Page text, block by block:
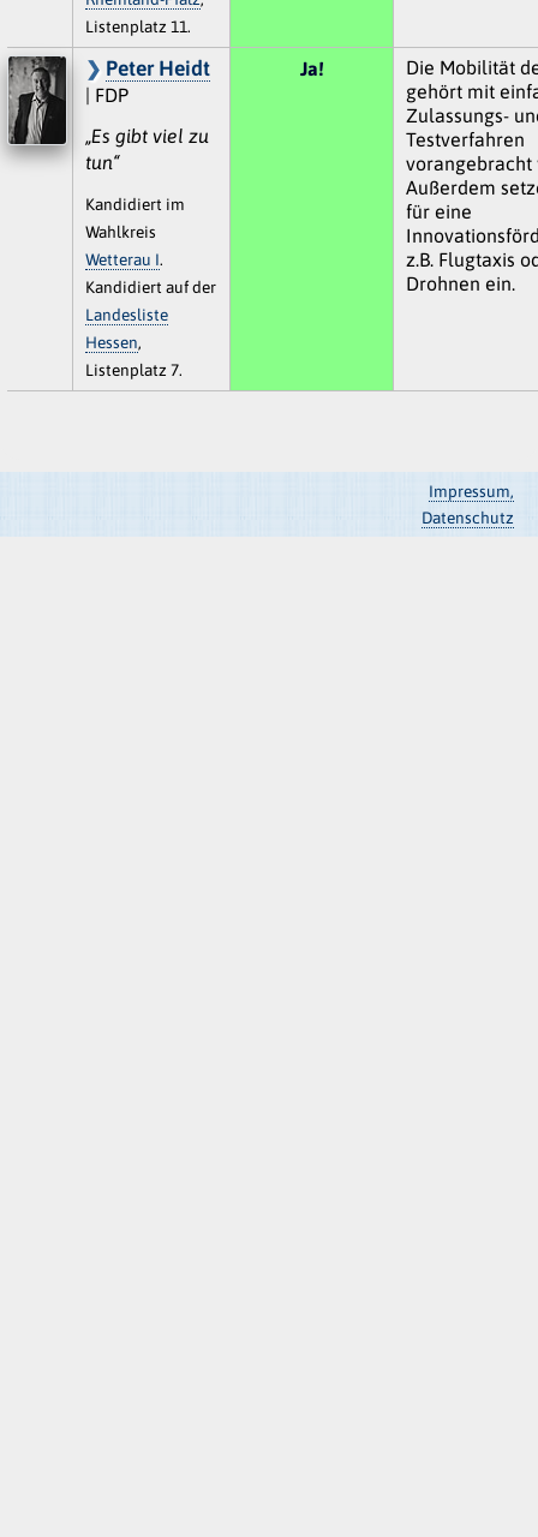
Listenplatz 11.
Peter Heidt
| FDP
„Es gibt viel zu
tun“
Kandidiert im
Wahlkreis
Wetterau I.
Kandidiert auf der
Landesliste
Hessen,
Listenplatz 7.
Ja!
Die Mobilität
gehört mit
Zulassungs-
Testverfahren
vorangebracht
Außerdem
für eine
z.B. Flugtaxis
Drohnen ein.
Impressum,
Datenschutz